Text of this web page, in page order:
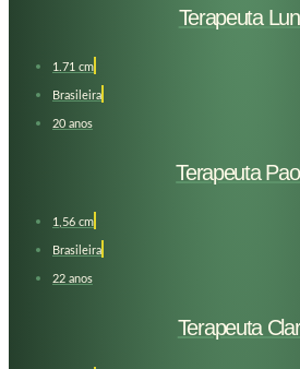
Terapeuta
1.71 cm
Brasileira
20 anos
Terapeuta
1,56 cm
Brasileira
22 anos
Terapeuta